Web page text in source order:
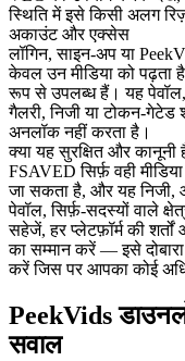
स्थिति में इसे किसी अलग
अकाउंट और एक्सेस
लॉगिन, साइन-अप या
केवल उन मीडिया को पढ़ता
रूप से उपलब्ध हैं। यह पेवॉल,
गैलरी, निजी या टोकन-गेटेड
अनलॉक नहीं करता है।
क्या यह सुरक्षित और कानूनी
FSAVED सिर्फ़ वही
जा सकता है, और यह निजी,
पेवॉल, सिर्फ़-सदस्यों वाले
सहेजें, हर प्लेटफ़ॉर्म की
का सम्मान करें — इसे
करें जिस पर आपका कोई
PeekVids
सवाल